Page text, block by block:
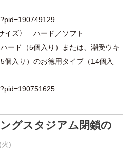
イズ〉 ハード／ソフト
ド（5個入り）または、潮受ウキ
入り）のお徳用タイプ（14個入
ングスタジアム閉鎖の
)